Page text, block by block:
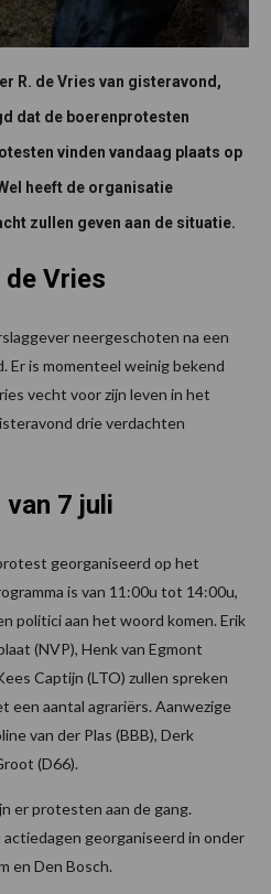
R. de Vries van gisteravond,
dat de boerenprotesten
vinden vandaag plaats op
heeft de organisatie
zullen geven aan de situatie.
Vries
neergeschoten na een
Er is momenteel weinig bekend
vecht voor zijn leven in het
drie verdachten
7 juli
georganiseerd op het
is van 11:00u tot 14:00u,
politici aan het woord komen. Erik
(NVP), Henk van Egmont
Captijn (LTO) zullen spreken
een aantal agrariërs. Aanwezige
van der Plas (BBB), Derk
(D66).
er protesten aan de gang.
georganiseerd in onder
en Den Bosch.